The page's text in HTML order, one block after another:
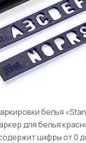
белья
для белья
цифры от 0